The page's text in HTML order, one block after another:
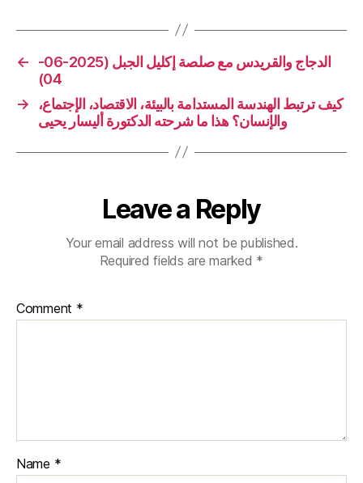
←
الدجاج والقريدس مع صلصة إكليل الجبل (2025-06-
04)
→
كيف ترتبط الهندسة المستدامة بالبيئة، الاقتصاد، الإجتماع،
والإنسان؟ هذا ما شرحته الدكتورة أليسار يحيى
Leave a Reply
Your email address will not be published.
Required fields are marked *
Comment *
Name *